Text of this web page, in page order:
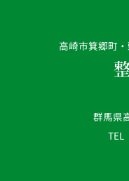
高崎市箕郷町
群馬県